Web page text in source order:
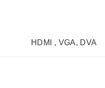
HDMI , VGA, DVA